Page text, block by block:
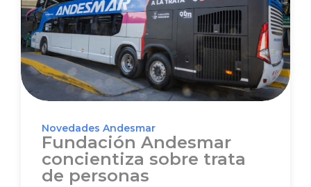
Novedades Andesmar
Fundación Andesmar
concientiza sobre trata
de personas